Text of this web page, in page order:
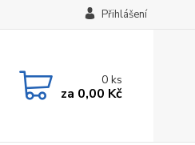
Přihlášení
0ks
za 0,00 Kč